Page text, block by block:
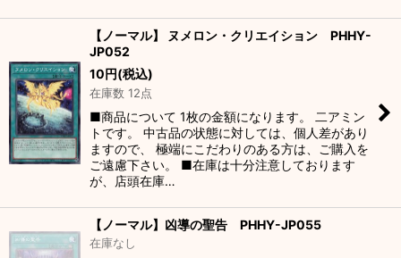
【ノーマル】 ヌメロン・クリエイション PHHY-
JP052
10円(税込)
在庫数 12点
■商品について 1枚の金額になります。 二アミン
トです。 中古品の状態に対しては、個人差があり
ますので、 極端にこだわりのある方は、ご購入を
ご遠慮下さい。 ■在庫は十分注意しております
が、店頭在庫…
【ノーマル】凶導の聖告 PHHY-JP055
在庫なし